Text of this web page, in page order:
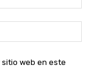
web en este